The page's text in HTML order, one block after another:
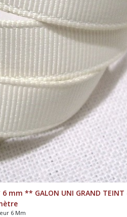
6 mm ** GALON UNI GRAND
6 Mm